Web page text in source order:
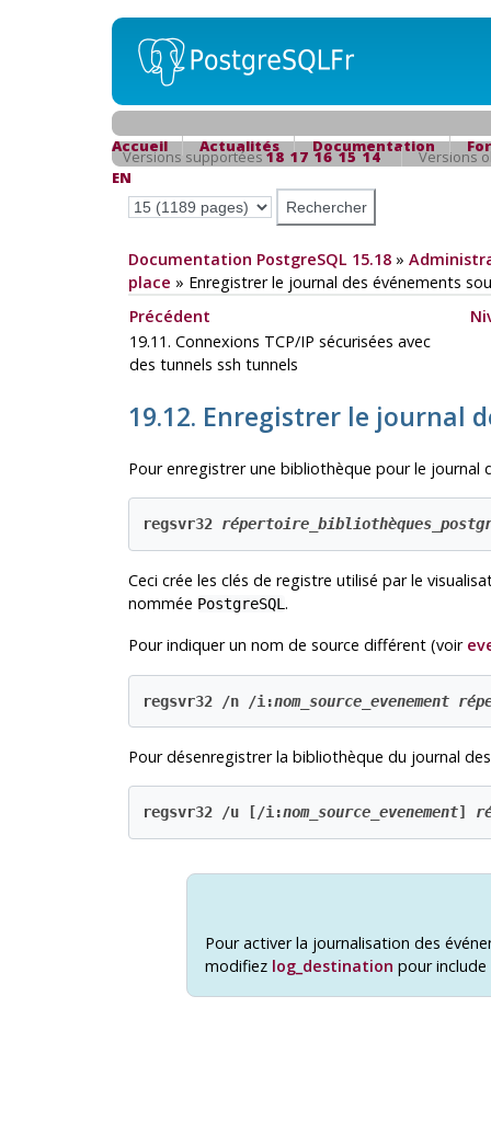
Accueil Actualités Documentation
Versions supportées18 17 16 15 14
Versions
EN
Documentation PostgreSQL 15.18»
place » Enregistrer le journal des événements
Précédent
19.11. Connexions TCP/IP sécurisées avec
des tunnels ssh tunnels
19.12. Enregistrer le journal
Pour enregistrer une bibliothèque pour le journal
regsvr32
Ceci crée les clés de registre utilisé par le
nommée PostgreSQL .
Pour indiquer un nom de source différent (voir
regsvr32 /n /i:nom_source_evenement
Pour désenregistrer la bibliothèque du journal
regsvr32 /u [/i:nom_source_evenement]
Pour activer la journalisation des
modifiez log_destination pour include